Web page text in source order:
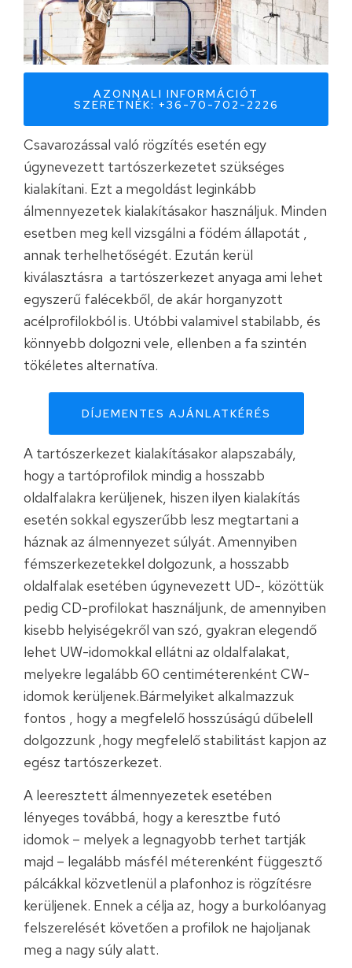
AZONNALI INFORMÁCIÓT
SZERETNÉK: +36-70-702-2226
Csavarozással való rögzítés esetén egy
úgynevezett tartószerkezetet szükséges
kialakítani. Ezt a megoldást leginkább
álmennyezetek kialakításakor használjuk. Minden
esetben meg kell vizsgálni a födém állapotát ,
annak terhelhetőségét. Ezután kerül
kiválasztásra a tartószerkezet anyaga ami lehet
egyszerű falécekből, de akár horganyzott
acélprofilokból is. Utóbbi valamivel stabilabb, és
könnyebb dolgozni vele, ellenben a fa szintén
tökéletes alternatíva.
DÍJEMENTES AJÁNLATKÉRÉS
A tartószerkezet kialakításakor alapszabály,
hogy a tartóprofilok mindig a hosszabb
oldalfalakra kerüljenek, hiszen ilyen kialakítás
esetén sokkal egyszerűbb lesz megtartani a
háznak az álmennyezet súlyát. Amennyiben
fémszerkezetekkel dolgozunk, a hosszabb
oldalfalak esetében úgynevezett UD-, közöttük
pedig CD-profilokat használjunk, de amennyiben
kisebb helyiségekről van szó, gyakran elegendő
lehet UW-idomokkal ellátni az oldalfalakat,
melyekre legalább 60 centiméterenként CW-
idomok kerüljenek.Bármelyiket alkalmazzuk
fontos , hogy a megfelelő hosszúságú dűbelell
dolgozzunk ,hogy megfelelő stabilitást kapjon az
egész tartószerkezet.
A leeresztett álmennyezetek esetében
lényeges továbbá, hogy a keresztbe futó
idomok – melyek a legnagyobb terhet tartják
majd – legalább másfél méterenként függesztő
pálcákkal közvetlenül a plafonhoz is rögzítésre
kerüljenek. Ennek a célja az, hogy a burkolóanyag
felszerelését követően a profilok ne hajoljanak
meg a nagy súly alatt.